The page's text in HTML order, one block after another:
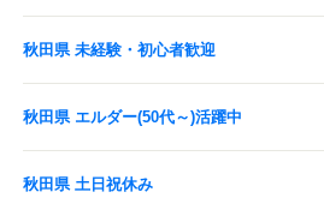
秋田県 未経験・初心者歓迎
秋田県 エルダー(50代～)活躍中
秋田県 土日祝休み